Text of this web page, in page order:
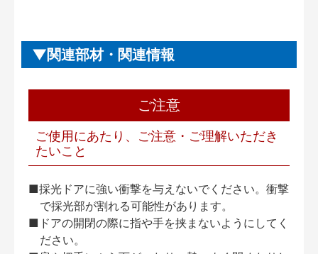
関連部材・関連情報
ご注意
ご使用にあたり、ご注意・ご理解いただき
たいこと
■採光ドアに強い衝撃を与えないでください。衝撃
で採光部が割れる可能性があります。
■ドアの開閉の際に指や手を挟まないようにしてく
ださい。